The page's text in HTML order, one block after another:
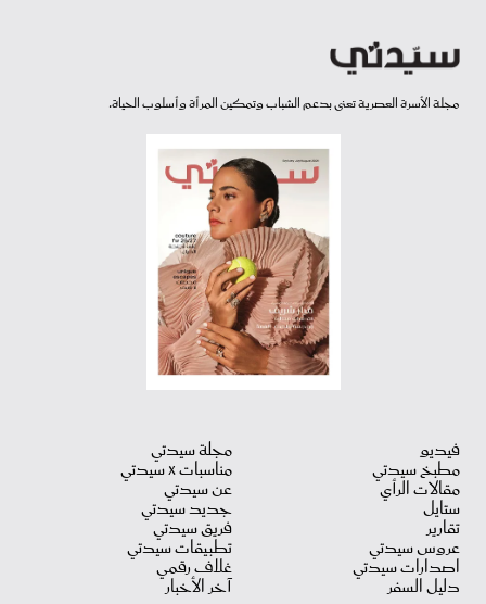
مجلة الأسرة العصرية تعنى بدعم الشباب وتمكين المرأة وأسلوب الحياة.
فيديو
مطبخ سيدتي
مقالات الرأي
ستايل
تقارير
عروس سيدتي
اصدارات سيدتي
دليل السفر
مجلة سيدتي
مناسبات X سيدتي
عن سيدتي
جديد سيدتي
فريق سيدتي
تطبيقات سيدتي
غلاف رقمي
آخر الأخبار